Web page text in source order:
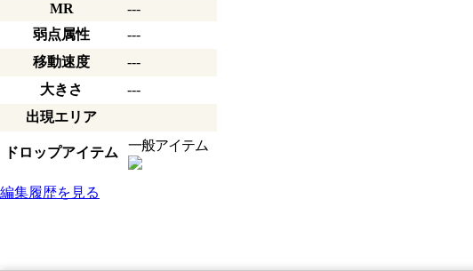
MR
---
弱点属性
---
移動速度
---
大きさ
---
出現エリア
ドロップアイテム 一般アイテム
編集履歴を見る